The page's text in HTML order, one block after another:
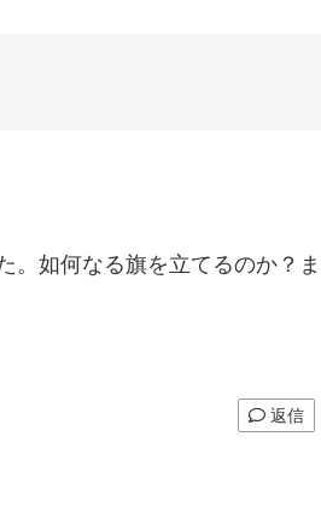
。如何なる旗を立てるのか？ま
返信